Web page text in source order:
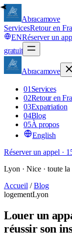
Abracamove
ServicesRetour en
ENRéserver un
gratuit
Abracamove
01 Services
02Retour en
03Expatriation
04Blog
05À propos
English
Réserver un appel ·
Lyon · Nice · toute la
Accueil /Blog
logementLyon
Louer un
réussir son